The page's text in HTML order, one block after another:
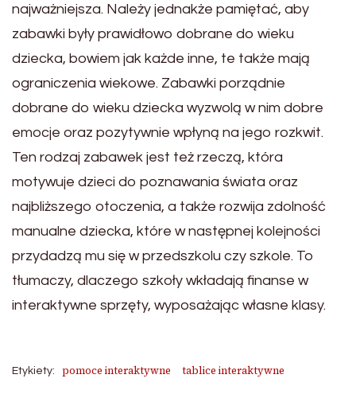
najważniejsza. Należy jednakże pamiętać, aby
zabawki były prawidłowo dobrane do wieku
dziecka, bowiem jak każde inne, te także mają
ograniczenia wiekowe. Zabawki porządnie
dobrane do wieku dziecka wyzwolą w nim dobre
emocje oraz pozytywnie wpłyną na jego rozkwit.
Ten rodzaj zabawek jest też rzeczą, która
motywuje dzieci do poznawania świata oraz
najbliższego otoczenia, a także rozwija zdolność
manualne dziecka, które w następnej kolejności
przydadzą mu się w przedszkolu czy szkole. To
tłumaczy, dlaczego szkoły wkładają finanse w
interaktywne sprzęty, wyposażając własne klasy.
Etykiety: pomoce interaktywne tablice interaktywne